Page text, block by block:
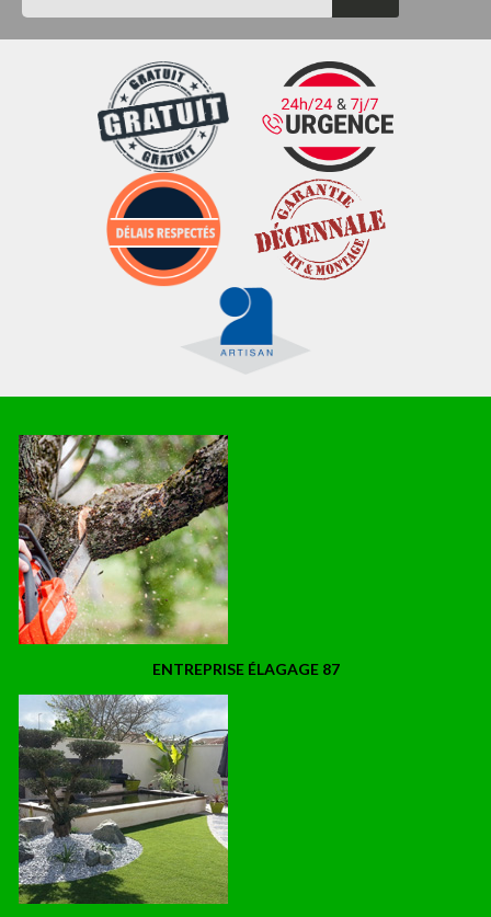
ENTREPRISE ÉLAGAGE 87